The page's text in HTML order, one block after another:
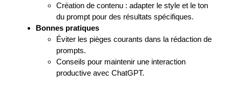
Création de contenu : adapter le style et le ton
du prompt pour des résultats spécifiques.
Bonnes pratiques
Éviter les pièges courants dans la rédaction de
prompts.
Conseils pour maintenir une interaction
productive avec ChatGPT.